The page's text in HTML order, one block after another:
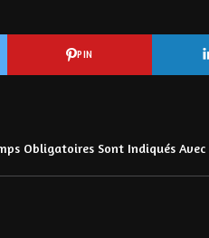
PIN
Obligatoires Sont Indiqués Avec